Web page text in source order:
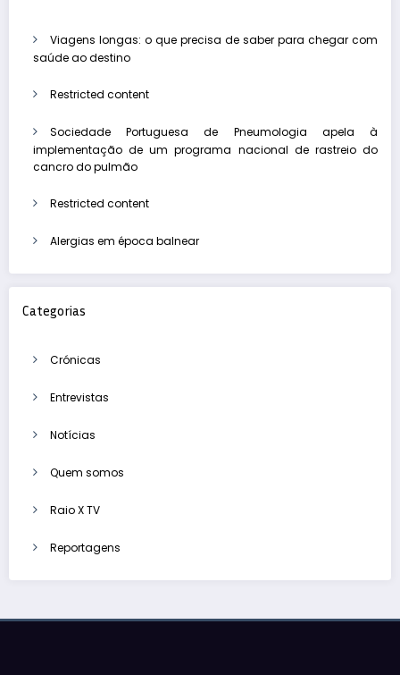
Viagens longas: o que precisa de saber para chegar com
saúde ao destino
Restricted content
Sociedade Portuguesa de Pneumologia apela à
implementação de um programa nacional de rastreio do
cancro do pulmão
Restricted content
Alergias em época balnear
Categorias
Crónicas
Entrevistas
Notícias
Quem somos
Raio X TV
Reportagens